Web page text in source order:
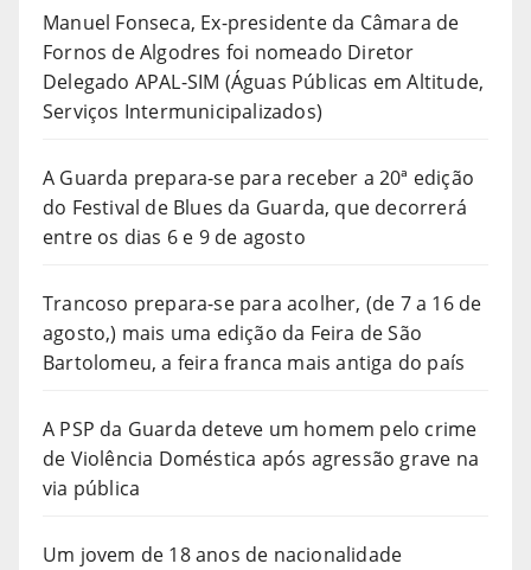
Manuel Fonseca, Ex-presidente da Câmara de
Fornos de Algodres foi nomeado Diretor
Delegado APAL-SIM (Águas Públicas em Altitude,
Serviços Intermunicipalizados)
A Guarda prepara-se para receber a 20ª edição
do Festival de Blues da Guarda, que decorrerá
entre os dias 6 e 9 de agosto
Trancoso prepara-se para acolher, (de 7 a 16 de
agosto,) mais uma edição da Feira de São
Bartolomeu, a feira franca mais antiga do país
A PSP da Guarda deteve um homem pelo crime
de Violência Doméstica após agressão grave na
via pública
Um jovem de 18 anos de nacionalidade